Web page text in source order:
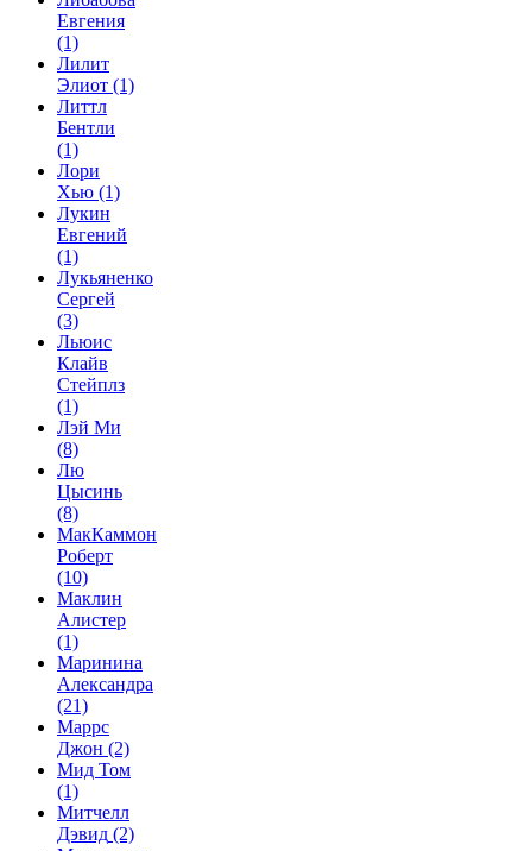
Евгения
(1)
Лилит
Элиот (1)
Литтл
Бентли
(1)
Лори
Хью (1)
Лукин
Евгений
(1)
Лукьяненко
Сергей
(3)
Льюис
Клайв
Стейплз
(1)
Лэй Ми
(8)
Лю
Цысинь
(8)
МакКаммон
Роберт
(10)
Маклин
Алистер
(1)
Маринина
Александра
(21)
Маррс
Джон (2)
Мид Том
(1)
Митчелл
Дэвид (2)